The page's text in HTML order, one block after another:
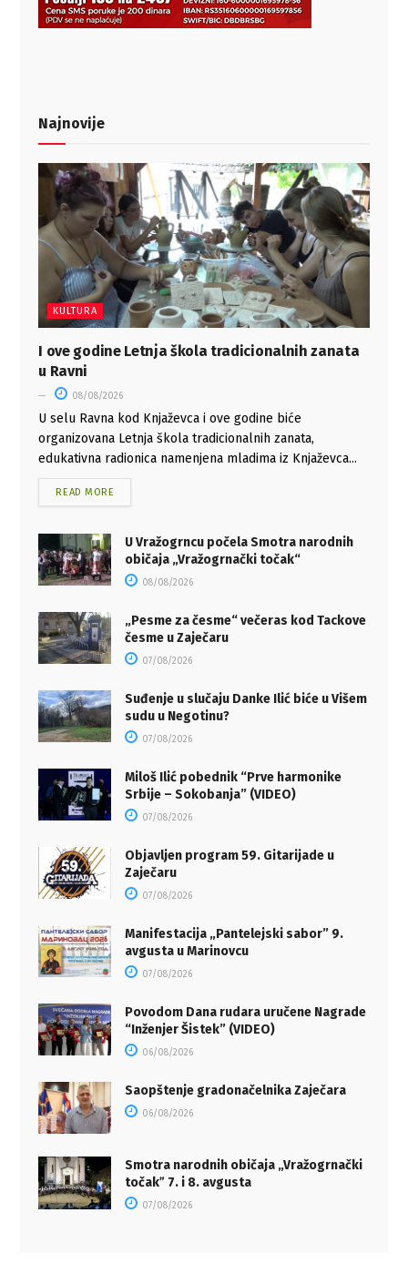
Najnovije
KULTURA
I ove godine Letnja škola tradicionalnih zanata
u Ravni
08/08/2026
U selu Ravna kod Knjaževca i ove godine biće
organizovana Letnja škola tradicionalnih zanata,
edukativna radionica namenjena mladima iz Knjaževca...
READ MORE
U Vražogrncu počela Smotra narodnih
običaja „Vražogrnački točak“
08/08/2026
„Pesme za česme“ večeras kod Tackove
česme u Zaječaru
07/08/2026
Suđenje u slučaju Danke Ilić biće u Višem
sudu u Negotinu?
07/08/2026
Miloš Ilić pobednik “Prve harmonike
Srbije – Sokobanja” (VIDEO)
07/08/2026
Objavljen program 59. Gitarijade u
Zaječaru
07/08/2026
Manifestacija „Pantelejski sabor” 9.
avgusta u Marinovcu
07/08/2026
Povodom Dana rudara uručene Nagrade
“Inženjer Šistek” (VIDEO)
06/08/2026
Saopštenje gradonačelnika Zaječara
06/08/2026
Smotra narodnih običaja „Vražogrnački
točakˮ 7. i 8. avgusta
07/08/2026